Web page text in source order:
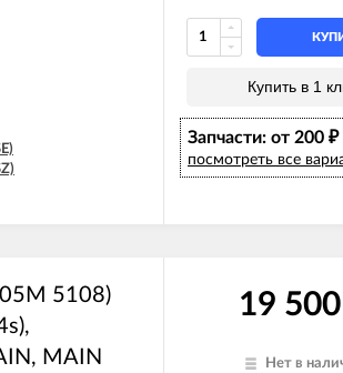
Купить в 1
Запчасти: от 200 ₽
посмотреть все
5108)
MAIN
19 500
Нет в